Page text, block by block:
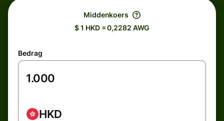
Middenkoers
$ 1 HKD = 0,2282 AWG
Bedrag
HKD